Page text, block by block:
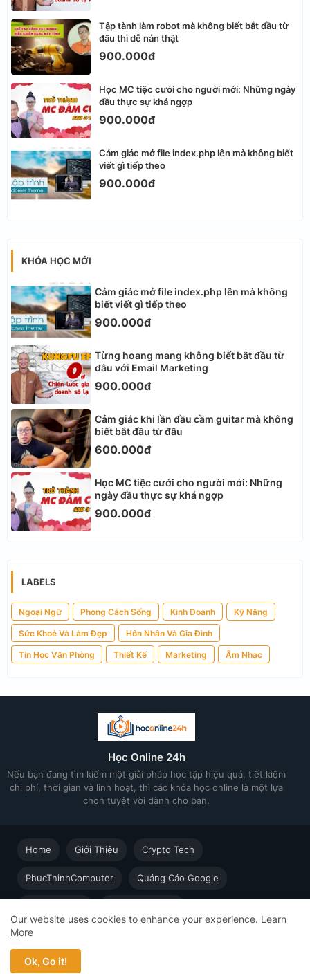
Tập tành làm robot mà không biết bắt đầu từ
đâu thì dễ nản thật
900.000đ
Học MC tiệc cưới cho người mới: Những ngày
đầu thực sự khá ngợp
900.000đ
Cảm giác mở file index.php lên mà không biết
viết gì tiếp theo
900.000đ
KHÓA HỌC MỚI
Cảm giác mở file index.php lên mà không
biết viết gì tiếp theo
900.000đ
Từng hoang mang không biết bắt đầu từ
đâu với Email Marketing
900.000đ
Cảm giác khi lần đầu cầm guitar mà không
biết bắt đầu từ đâu
600.000đ
Học MC tiệc cưới cho người mới: Những
ngày đầu thực sự khá ngợp
900.000đ
LABELS
Ngoại Ngữ Phong Cách Sống Kinh Doanh Kỹ Năng
Sức Khoẻ Và Làm Đẹp Hôn Nhân Và Gia Đình
Tin Học Văn Phòng Thiết Kế Marketing Âm Nhạc
Học Online 24h
Nếu bạn đang tìm kiếm một giải pháp học tập hiệu quả, tiết kiệm
chi phí, thời gian và linh hoạt, thì các khóa học online là một lựa
chọn tuyệt vời dành cho bạn.
Học Online cùng Chuyên gia - Khóa học trực tuyến dành cho
người đi làm © 2023 - 2026 Học Online 24h - Design by
Web5s.net
Home Giới Thiệu Crypto Tech
PhucThinhComputer Quảng Cáo Google
Our website uses cookies to enhance your experience. Learn
More
Ok, Go it!